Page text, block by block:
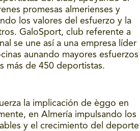
promesas almerienses y
los valores del esfuerzo y la
GaloSport, club referente a
se une así a una empresa líder
aunando mayores esfuerzos
más de 450 deportistas.
la implicación de èggo en
en Almería impulsando los
y el crecimiento del deporte